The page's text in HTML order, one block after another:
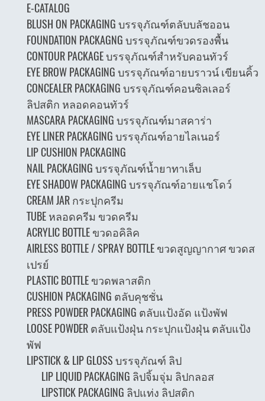
E-CATALOG
BLUSH ON PACKAGING บรรจุภัณฑ์ตลับบลัชออน
FOUNDATION PACKAGNG บรรจุภัณฑ์ขวดรองพื้น
CONTOUR PACKAGE บรรจุภัณฑ์สำหรับคอนทัวร์
EYE BROW PACKAGING บรรจุภัณฑ์อายบราวน์ เขียนคิ้ว
CONCEALER PACKAGING บรรจุภัณฑ์คอนซิลเลอร์
ลิปสติก หลอดคอนทัวร์
MASCARA PACKAGING บรรจุภัณฑ์มาสคาร่า
EYE LINER PACKAGING บรรจุภัณฑ์อายไลเนอร์
LIP CUSHION PACKAGING
NAIL PACKAGING บรรจุภัณฑ์น้ำยาทาเล็บ
EYE SHADOW PACKAGING บรรจุภัณฑ์อายแชโดว์
CREAM JAR กระปุกครีม
TUBE หลอดครีม ขวดครีม
ACRYLIC BOTTLE ขวดอคิลิค
AIRLESS BOTTLE / SPRAY BOTTLE ขวดสูญญากาศ ขวดส
เปรย์
PLASTIC BOTTLE ขวดพลาสติก
CUSHION PACKAGING ตลับคุชชั่น
PRESS POWDER PACKAGING ตลับแป้งอัด แป้งพัฟ
LOOSE POWDER ตลับแป้งฝุ่น กระปุกแป้งฝุ่น ตลับแป้ง
พัฟ
LIPSTICK & LIP GLOSS บรรจุภัณฑ์ ลิป
LIP LIQUID PACKAGING ลิปจิ้มจุ่ม ลิปกลอส
LIPSTICK PACKAGING ลิปแท่ง ลิปสติก